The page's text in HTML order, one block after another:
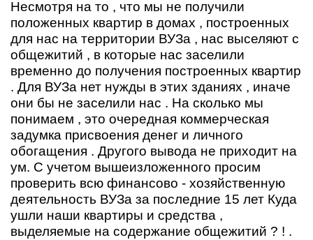
Несмотря на то , что мы не получили
положенных квартир в домах , построенных
для нас на территории ВУЗа , нас выселяют с
общежитий , в которые нас заселили
временно до получения построенных квартир
. Для ВУЗа нет нужды в этих зданиях , иначе
они бы не заселили нас . На сколько мы
понимаем , это очередная коммерческая
задумка присвоения денег и личного
обогащения . Другого вывода не приходит на
ум. С учетом вышеизложенного просим
проверить всю финансово - хозяйственную
деятельность ВУЗа за последние 15 лет Куда
ушли наши квартиры и средства ,
выделяемые на содержание общежитий ? ! .